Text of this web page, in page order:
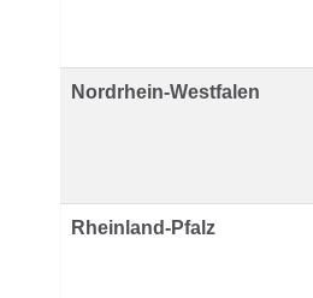
Nordrhein-Westfalen
Rheinland-Pfalz